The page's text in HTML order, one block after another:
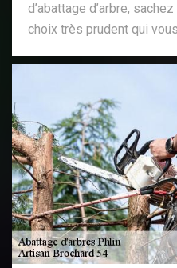
d’abattage d’arbre,
choix très prudent qui